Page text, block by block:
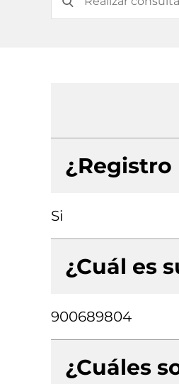
¿Registro
Si
¿Cuál es
900689804
¿Cuáles